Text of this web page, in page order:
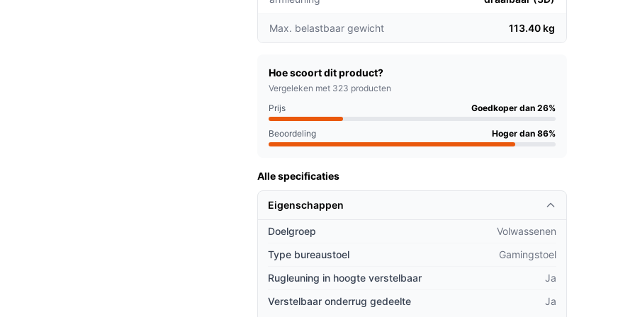
Max. belastbaar gewicht 113.40 kg
Hoe scoort dit product?
Vergeleken met 323 producten
Prijs
Goedkoper dan 26%
Beoordeling Hoger dan 86%
Alle specificaties
Eigenschappen
Doelgroep
Volwassenen
Type bureaustoel
Gamingstoel
Rugleuning in hoogte verstelbaar
Ja
Verstelbaar onderrug gedeelte
Ja